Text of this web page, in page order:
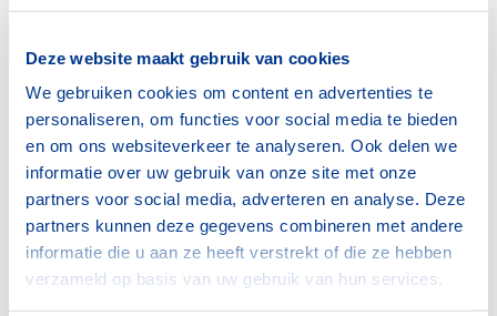
Deze website maakt gebruik van cookies
We gebruiken cookies om content en advertenties te
personaliseren, om functies voor social media te bieden
en om ons websiteverkeer te analyseren. Ook delen we
informatie over uw gebruik van onze site met onze
partners voor social media, adverteren en analyse. Deze
partners kunnen deze gegevens combineren met andere
informatie die u aan ze heeft verstrekt of die ze hebben
verzameld op basis van uw gebruik van hun services.
nemen acht (oud)topsporters deel:
Amarens Genee (waterpolo)
Barbara van Bergen (zitskiën)
Frank Rijken (turnen)
Inge Huitzing (basketbal)
Jacco Arends (badminton)
Maurits Morsink (para-triatlon)
Shareday Christina (softbal)